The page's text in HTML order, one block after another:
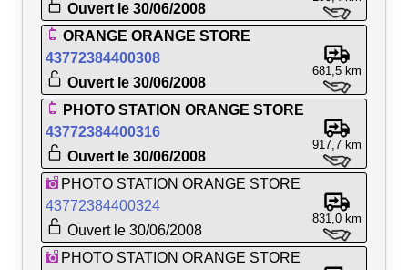
Ouvert le 30/06/2008
ORANGE ORANGE STORE
43772384400308
Ouvert le 30/06/2008
681,5 km
PHOTO STATION ORANGE STORE
43772384400316
Ouvert le 30/06/2008
917,7 km
PHOTO STATION ORANGE STORE
43772384400324
Ouvert le 30/06/2008
831,0 km
PHOTO STATION ORANGE STORE